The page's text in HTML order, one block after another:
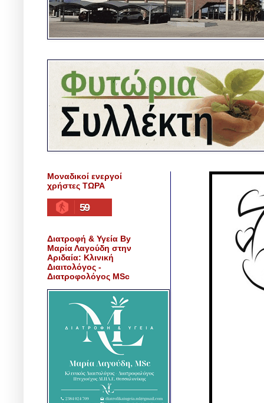
Μοναδικοί ενεργοί
χρήστες ΤΩΡΑ
59
Διατροφή & Υγεία By
Μαρία Λαγούδη στην
Αριδαία: Κλινική
Διαιτολόγος -
Διατροφολόγος MSc